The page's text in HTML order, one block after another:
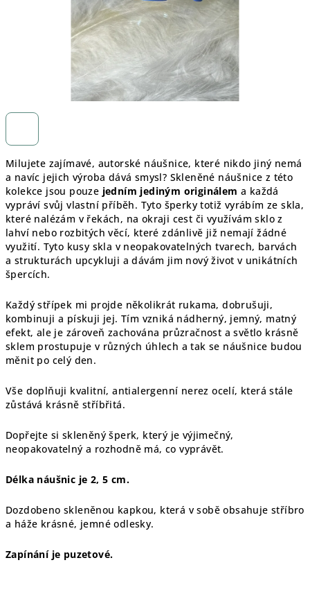
Milujete zajímavé, autorské náušnice, které nikdo jiný nemá
a navíc jejich výroba dává smysl? Skleněné náušnice z této
kolekce jsou pouze jedním jediným originálem a každá
vypráví svůj vlastní příběh. Tyto šperky totiž vyrábím ze skla,
které nalézám v řekách, na okraji cest či využívám sklo z
lahví nebo rozbitých věcí, které zdánlivě již nemají žádné
využití. Tyto kusy skla v neopakovatelných tvarech, barvách
a strukturách upcykluji a dávám jim nový život v unikátních
špercích.
Každý střípek mi projde několikrát rukama, dobrušuji,
kombinuji a pískuji jej. Tím vzniká nádherný, jemný, matný
efekt, ale je zároveň zachována průzračnost a světlo krásně
sklem prostupuje v různých úhlech a tak se náušnice budou
měnit po celý den.
Vše doplňuji kvalitní, antialergenní nerez ocelí, která stále
zůstává krásně stříbřitá.
Dopřejte si skleněný šperk, který je výjimečný,
neopakovatelný a rozhodně má, co vyprávět.
Délka náušnic je 2, 5 cm.
Dozdobeno skleněnou kapkou, která v sobě obsahuje stříbro
a háže krásné, jemné odlesky.
Zapínání je puzetové.